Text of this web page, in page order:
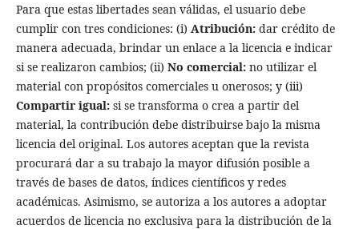
Para que estas libertades sean válidas, el usuario debe
cumplir con tres condiciones: (i) Atribución:dar crédito de
manera adecuada, brindar un enlace a la licencia e indicar
si se realizaron cambios; (ii) No comercial:no utilizar el
material con propósitos comerciales u onerosos; y (iii)
Compartir igual:si se transforma o crea a partir del
material, la contribución debe distribuirse bajo la misma
licencia del original. Los autores aceptan que la revista
procurará dar a su trabajo la mayor difusión posible a
través de bases de datos, índices científicos y redes
académicas. Asimismo, se autoriza a los autores a adoptar
acuerdos de licencia no exclusiva para la distribución de la